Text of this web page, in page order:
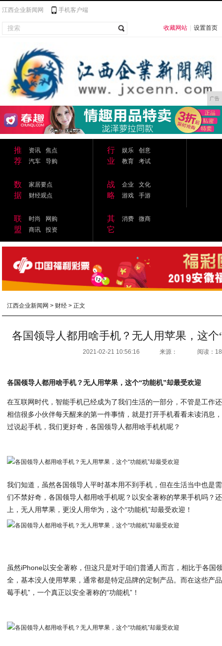
江西企业新闻网 手机客户端
收藏网站 设置首页
广告
推
荐
资讯
焦点
汽车
导购
行
业
娱乐
创意
教育
考试
数
据
家居要点
财经观点
战
略
企业
文化
游戏
手游
联
盟
时尚
网购
商讯
投资
其
它
消费 微商
江西企业新闻网 > 财经 > 正文
各国领导人都用啥手机？无人用苹果，这
2021-02-21 10:56:16 来源： 阅读：
各国领导人都用啥手机？无人用苹果，这个“功能机”却最受欢迎
在互联网时代，智能手机已经成为了我们生活的一部分，不管是工作
相信很多小伙伴每天醒来的第一件事情，就是打开手机看看未读消息
过说起手机，我们更好奇，各国领导人都用啥手机机呢？
我们知道，虽然各国领导人平时基本用不到手机，但在生活当中也是
们不禁好奇，各国领导人都用啥手机呢？以安全著称的苹果手机吗？
上，无人用苹果，更没人用华为，这个“功能机”却最受欢迎！
虽然iPhone以安全著称，但这只是对于咱们普通人而言，相比于各国
全，基本没人使用苹果，通常都是特定品牌的定制产品。而在这些产
莓手机”，一个真正以安全著称的“功能机”！